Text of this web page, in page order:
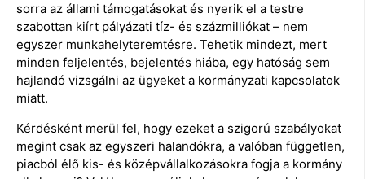
sorra az állami támogatásokat és nyerik el a testre
szabottan kiírt pályázati tíz- és százmilliókat – nem
egyszer munkahelyteremtésre. Tehetik mindezt, mert
minden feljelentés, bejelentés hiába, egy hatóság sem
hajlandó vizsgálni az ügyeket a kormányzati kapcsolatok
miatt.
Kérdésként merül fel, hogy ezeket a szigorú szabályokat
megint csak az egyszeri halandókra, a valóban független,
piacból élő kis- és középvállalkozásokra fogja a kormány